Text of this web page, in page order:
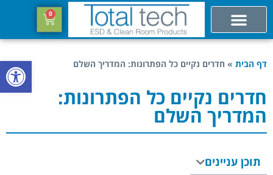
פתח
0
דף הבית » חדרים נקיים כל הפתרונות: המדריך השלם
חדרים נקיים כל הפתרונות:
המדריך השלם
תוכן עניינים